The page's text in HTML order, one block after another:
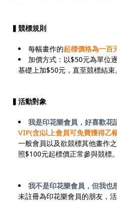
▍競標規則
每幅畫作的起標價格為一百
加價方式：以$50元為單位
基礎上加$50元，直至競標結束。
▍活動對象
我是印花樂會員，好喜歡花
VIP(含)以上會員可免費獲得乙
一般會員以及欲競標其他畫作
照$100元起標價正常參與競標。
我不是印花樂會員，但我也
未註冊為印花樂會員的朋友，